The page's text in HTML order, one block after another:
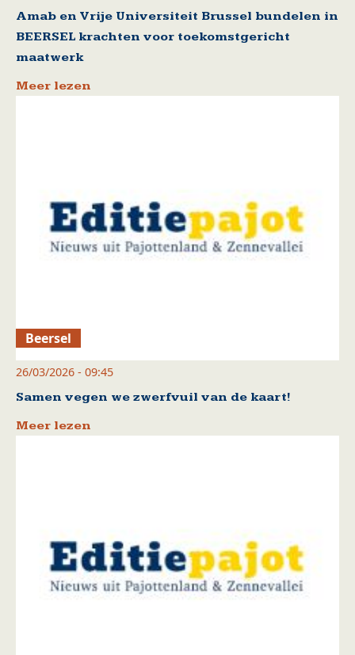
Amab en Vrije Universiteit Brussel bundelen in
BEERSEL krachten voor toekomstgericht
maatwerk
Meer lezen
Beersel
26/03/2026 - 09:45
Samen vegen we zwerfvuil van de kaart!
Meer lezen